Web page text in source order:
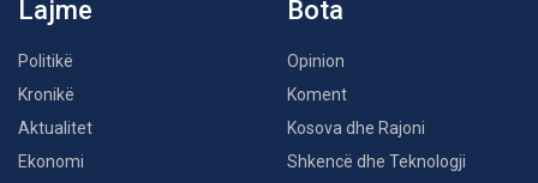
Lajme
Politikë
Kronikë
Aktualitet
Ekonomi
Bota
Opinion
Koment
Kosova dhe Rajoni
Shkencë dhe Teknologji